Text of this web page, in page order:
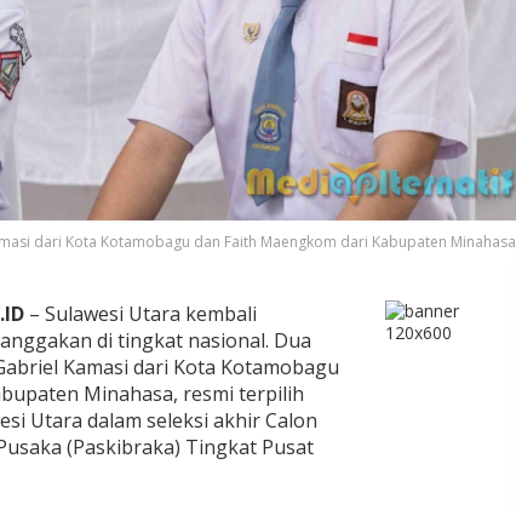
dari Kota Kotamobagu dan Faith Maengkom dari Kabupaten Minahasa
– Sulawesi Utara kembali
di tingkat nasional. Dua
Kamasi dari Kota Kotamobagu
Minahasa, resmi terpilih
Utara dalam seleksi akhir Calon
(Paskibraka) Tingkat Pusat